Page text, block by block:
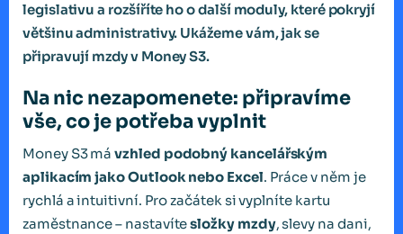
legislativu a rozšíříte ho o další moduly, které pokryjí
většinu administrativy. Ukážeme vám, jak se
připravují mzdy v Money S3.
Na nic nezapomenete: připravíme
vše, co je potřeba vyplnit
Money S3 mávzhled podobný kancelářským
aplikacím jako Outlook nebo Excel. Práce v něm je
rychlá a intuitivní. Pro začátek si vyplníte kartu
zaměstnance – nastavítesložky mzdy, slevy na dani,